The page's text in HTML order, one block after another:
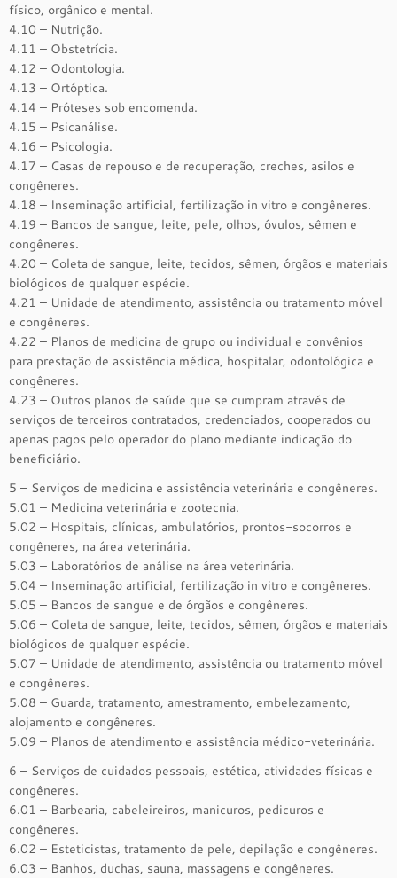
físico, orgânico e mental.
4.10 – Nutrição.
4.11 – Obstetrícia.
4.12 – Odontologia.
4.13 – Ortóptica.
4.14 – Próteses sob encomenda.
4.15 – Psicanálise.
4.16 – Psicologia.
4.17 – Casas de repouso e de recuperação, creches, asilos e
congêneres.
4.18 – Inseminação artificial, fertilização in vitro e congêneres.
4.19 – Bancos de sangue, leite, pele, olhos, óvulos, sêmen e
congêneres.
4.20 – Coleta de sangue, leite, tecidos, sêmen, órgãos e materiais
biológicos de qualquer espécie.
4.21 – Unidade de atendimento, assistência ou tratamento móvel
e congêneres.
4.22 – Planos de medicina de grupo ou individual e convênios
para prestação de assistência médica, hospitalar, odontológica e
congêneres.
4.23 – Outros planos de saúde que se cumpram através de
serviços de terceiros contratados, credenciados, cooperados ou
apenas pagos pelo operador do plano mediante indicação do
beneficiário.
5 – Serviços de medicina e assistência veterinária e congêneres.
5.01 – Medicina veterinária e zootecnia.
5.02 – Hospitais, clínicas, ambulatórios, prontos-socorros e
congêneres, na área veterinária.
5.03 – Laboratórios de análise na área veterinária.
5.04 – Inseminação artificial, fertilização in vitro e congêneres.
5.05 – Bancos de sangue e de órgãos e congêneres.
5.06 – Coleta de sangue, leite, tecidos, sêmen, órgãos e materiais
biológicos de qualquer espécie.
5.07 – Unidade de atendimento, assistência ou tratamento móvel
e congêneres.
5.08 – Guarda, tratamento, amestramento, embelezamento,
alojamento e congêneres.
5.09 – Planos de atendimento e assistência médico-veterinária.
6 – Serviços de cuidados pessoais, estética, atividades físicas e
congêneres.
6.01 – Barbearia, cabeleireiros, manicuros, pedicuros e
congêneres.
6.02 – Esteticistas, tratamento de pele, depilação e congêneres.
6.03 – Banhos, duchas, sauna, massagens e congêneres.